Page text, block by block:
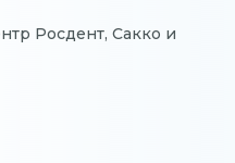
Росдент, Сакко и